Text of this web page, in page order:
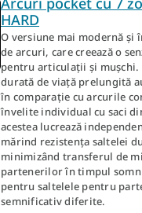
HARD
O versiune mai modernă
de arcuri, care creează o
pentru articulații și
durată de viață prelungită
în comparație cu arcurile
învelite individual cu saci
acestea lucrează
mărind rezistența saltelei
minimizând transferul de
partenerilor în timpul
pentru saltelele pentru
semnificativ diferite.